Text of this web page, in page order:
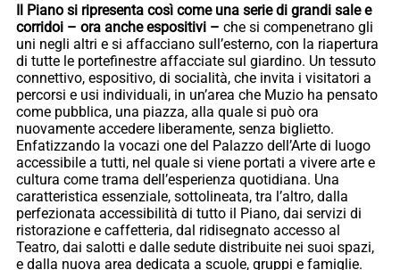
Il Piano si ripresenta così come una serie di grandi sale e
corridoi – ora anche espositivi – che si compenetrano gli
uni negli altri e si affacciano sull’esterno, con la riapertura
di tutte le portefinestre affacciate sul giardino. Un tessuto
connettivo, espositivo, di socialità, che invita i visitatori a
percorsi e usi individuali, in un’area che Muzio ha pensato
come pubblica, una piazza, alla quale si può ora
nuovamente accedere liberamente, senza biglietto.
Enfatizzando la vocazi one del Palazzo dell’Arte di luogo
accessibile a tutti, nel quale si viene portati a vivere arte e
cultura come trama dell’esperienza quotidiana. Una
caratteristica essenziale, sottolineata, tra l’altro, dalla
perfezionata accessibilità di tutto il Piano, dai servizi di
ristorazione e caffetteria, dal ridisegnato accesso al
Teatro, dai salotti e dalle sedute distribuite nei suoi spazi,
e dalla nuova area dedicata a scuole, gruppi e famiglie.